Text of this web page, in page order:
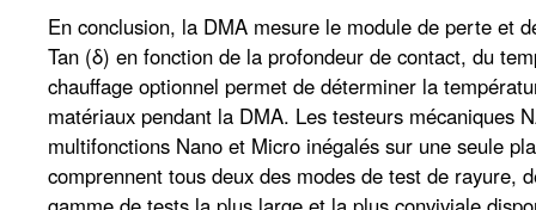
En conclusion, la DMA mesure le module de perte et
Tan (δ) en fonction de la profondeur de contact, du
chauffage optionnel permet de déterminer la
matériaux pendant la DMA. Les testeurs mécaniques
multifonctions Nano et Micro inégalés sur une seule
comprennent tous deux des modes de test de rayure,